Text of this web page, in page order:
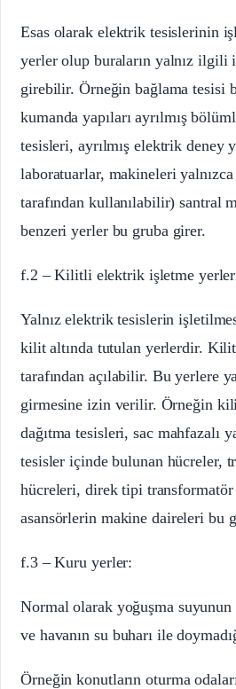
Esas olarak elektrik tesislerinin
yerler olup buraların yalnız ilgili
girebilir. Örneğin bağlama tesisi
kumanda yapıları ayrılmış
tesisleri, ayrılmış elektrik deney
laboratuarlar, makineleri
tarafından kullanılabilir) santral
benzeri yerler bu gruba girer.
f.2 – Kilitli elektrik işletme
Yalnız elektrik tesislerin
kilit altında tutulan yerlerdir.
tarafından açılabilir. Bu yerlere
girmesine izin verilir. Örneğin
dağıtma tesisleri, sac mahfazalı
tesisler içinde bulunan hücreler,
hücreleri, direk tipi transformatör
asansörlerin makine daireleri bu
f.3 – Kuru yerler:
Normal olarak yoğuşma
ve havanın su buharı ile
Örneğin konutların oturma